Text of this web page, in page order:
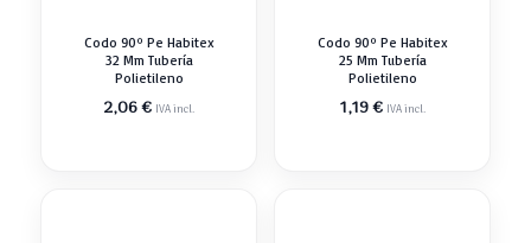
Codo 90º Pe Habitex
32 Mm Tubería
Polietileno
2,06€ IVA incl.
Codo 90º Pe Habitex
25 Mm Tubería
Polietileno
1,19€ IVA incl.